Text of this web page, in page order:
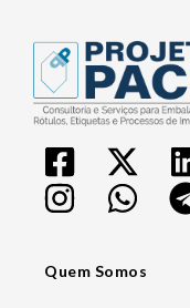
Quem Somos